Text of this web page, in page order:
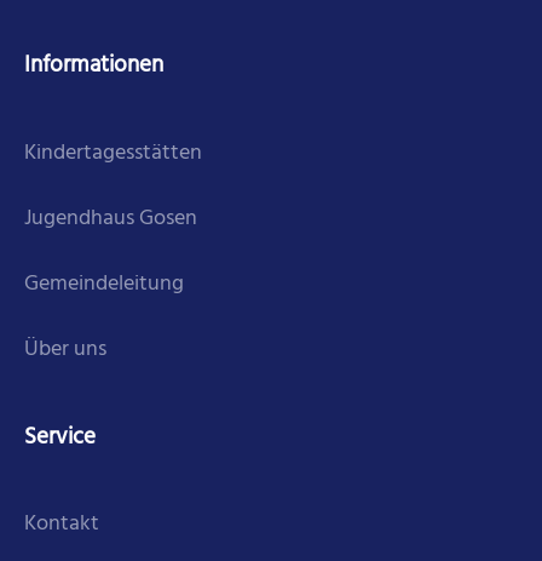
Informationen
Kindertagesstätten
Jugendhaus Gosen
Gemeindeleitung
Über uns
Service
Kontakt